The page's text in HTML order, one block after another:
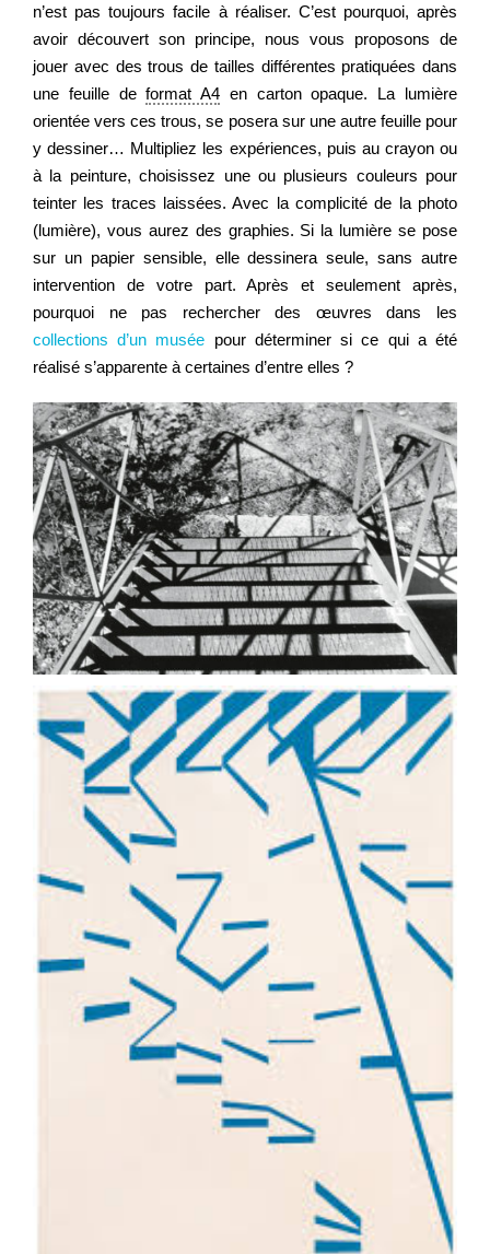
n’est pas toujours facile à réaliser. C’est pourquoi, après
avoir découvert son principe, nous vous proposons de
jouer avec des trous de tailles différentes pratiquées dans
une feuille deformat A4 en carton opaque. La lumière
orientée vers ces trous, se posera sur une autre feuille pour
y dessiner… Multipliez les expériences, puis au crayon ou
à la peinture, choisissez une ou plusieurs couleurs pour
teinter les traces laissées. Avec la complicité de la photo
(lumière), vous aurez des graphies. Si la lumière se pose
sur un papier sensible, elle dessinera seule, sans autre
intervention de votre part. Après et seulement après,
pourquoi ne pas rechercher des œuvres dans les
collections d’un musée pour déterminer si ce qui a été
réalisé s’apparente à certaines d’entre elles ?